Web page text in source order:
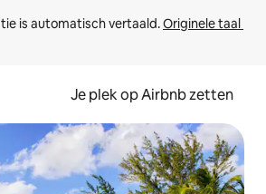
is automatisch vertaald. Originele taal
Je plek op Airbnb zetten